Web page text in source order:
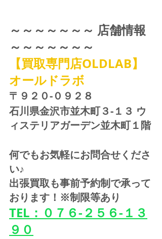
～～～～～～～ 店舗情報
～～～～～～～
【買取専門店OLDLAB】
オールドラボ
〒９２０-０９２８
石川県金沢市並木町３-１３ ウ
ィステリアガーデン並木町１階
何でもお気軽にお問合せくださ
い♪
出張買取も事前予約制で承って
おります！※制限等あり
TEL：０７６-２５６-１３
９０